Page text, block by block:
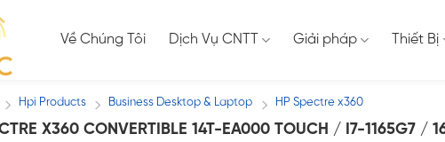
Về Chúng Tôi Dịch Vụ CNTT Giải pháp Thiết Bị
/ Hpi Products / Business Desktop & Laptop / HP Spectre x360
X360 CONVERTIBLE 14T-EA000 TOUCH / I7-1165G7 /